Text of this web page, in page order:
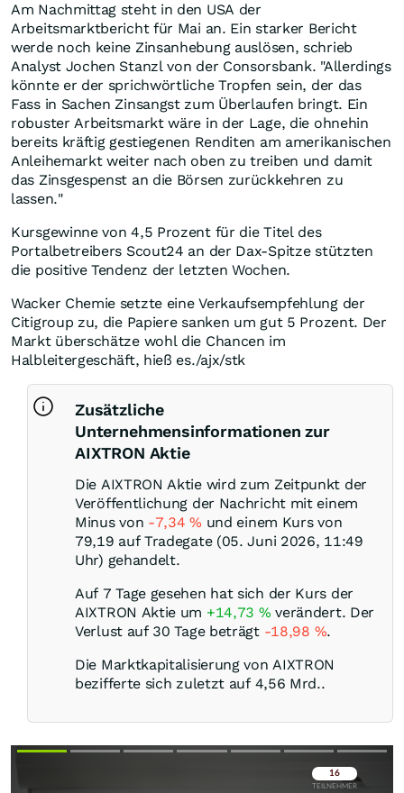
Am Nachmittag steht in den USA der
Arbeitsmarktbericht für Mai an. Ein starker Bericht
werde noch keine Zinsanhebung auslösen, schrieb
Analyst Jochen Stanzl von der Consorsbank. "Allerdings
könnte er der sprichwörtliche Tropfen sein, der das
Fass in Sachen Zinsangst zum Überlaufen bringt. Ein
robuster Arbeitsmarkt wäre in der Lage, die ohnehin
bereits kräftig gestiegenen Renditen am amerikanischen
Anleihemarkt weiter nach oben zu treiben und damit
das Zinsgespenst an die Börsen zurückkehren zu
lassen."
Kursgewinne von 4,5 Prozent für die Titel des
Portalbetreibers Scout24 an der Dax-Spitze stützten
die positive Tendenz der letzten Wochen.
Wacker Chemie setzte eine Verkaufsempfehlung der
Citigroup zu, die Papiere sanken um gut 5 Prozent. Der
Markt überschätze wohl die Chancen im
Halbleitergeschäft, hieß es./ajx/stk
Zusätzliche
Unternehmensinformationen zur
AIXTRON Aktie
Die AIXTRON Aktie wird zum Zeitpunkt der
Veröffentlichung der Nachricht mit einem
Minus von -7,34% und einem Kurs von
79,19 auf Tradegate (05. Juni 2026, 11:49
Uhr) gehandelt.
Auf 7 Tage gesehen hat sich der Kurs der
AIXTRON Aktie um +14,73 % verändert. Der
Verlust auf 30 Tage beträgt -18,98 %.
Die Marktkapitalisierung von AIXTRON
bezifferte sich zuletzt auf 4,56 Mrd..